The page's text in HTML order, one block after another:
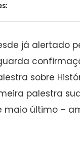
já alertado
sobre
palestra
maio último –